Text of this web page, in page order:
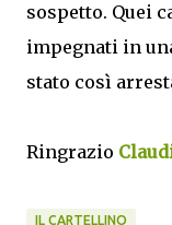
sospetto. Quei
impegnati in
stato così
Ringrazio
IL CARTELLINO